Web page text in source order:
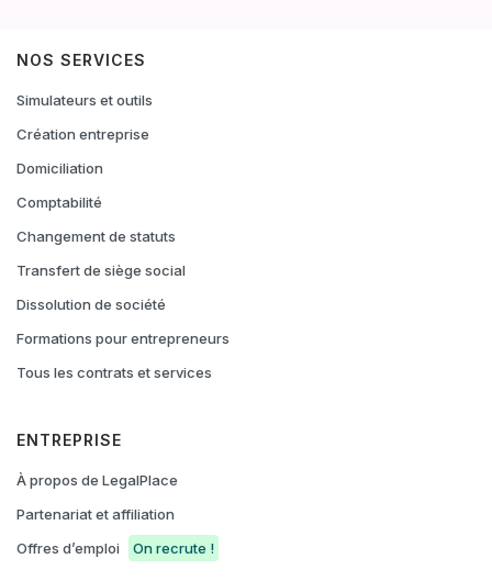
NOS SERVICES
Simulateurs et outils
Création entreprise
Domiciliation
Comptabilité
Changement de statuts
Transfert de siège social
Dissolution de société
Formations pour entrepreneurs
Tous les contrats et services
ENTREPRISE
À propos de LegalPlace
Partenariat et affiliation
Offres d’emploi
On recrute !